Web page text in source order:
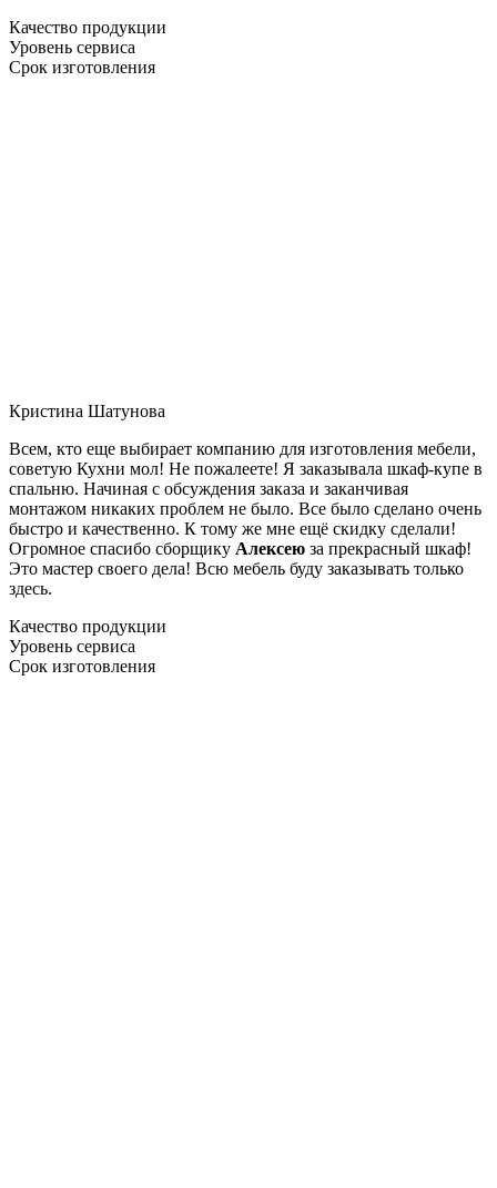
Качество продукции
Уровень сервиса
Срок изготовления
Кристина Шатунова
Всем, кто еще выбирает компанию для изготовления мебели,
советую Кухни мол! Не пожалеете! Я заказывала шкаф-купе в
спальню. Начиная с обсуждения заказа и заканчивая
монтажом никаких проблем не было. Все было сделано очень
быстро и качественно. К тому же мне ещё скидку сделали!
Огромное спасибо сборщику Алексею за прекрасный шкаф!
Это мастер своего дела! Всю мебель буду заказывать только
здесь.
Качество продукции
Уровень сервиса
Срок изготовления